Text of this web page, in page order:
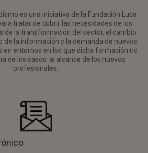
es una iniciativa de la Fundación Luca
tratar de cubrir las necesidades de los
de la transformación del sector, el cambio
de la información y la demanda de nuevos
en entornos en los que dicha formación no
de los casos, al alcance de los nuevos
profesionales.